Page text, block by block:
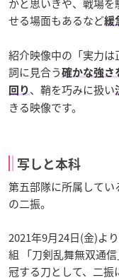
かと思いきや、戦場
せる場面もあるなど緩
紹介映像中の「実力
詞に見合う 確かな強さ
回り 、鞘を巧みに扱い
きる映像です。
写しと本科
第五部隊に所属してい
の二振。
2021年9月24日(金)よ
組 「刀剣乱舞無双通
冠する刀として、二振